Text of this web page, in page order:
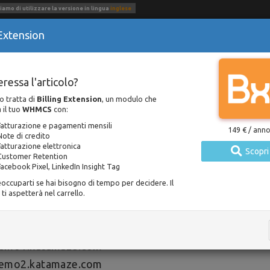
di utilizzare la versione in lingua inglese
Sync
Documentazione
Pubblicato 29 november 2018 / Aggiornato 24 january 2021
Sync è una funzione che permette di condividere
tra più installazioni di WHMCS a
l'articolo?
tratta di Billing Extension, un modulo che
il tuo WHMCS con:
e pagamenti mensili
di credito
elettronica
Retention
Pixel, LinkedIn Insight Tag
se hai bisogno di tempo per decidere. Il
aspetterà nel carrello.
149 € / anno
Scopri